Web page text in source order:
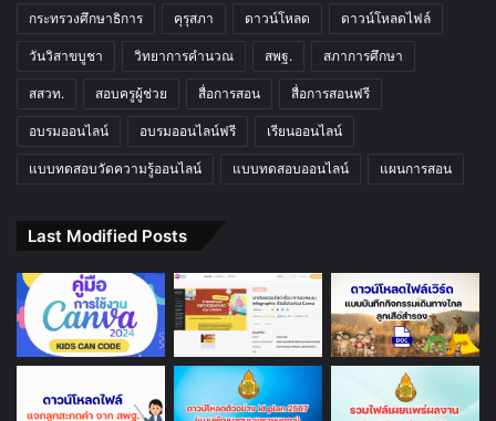
กระทรวงศึกษาธิการ คุรุสภา ดาวน์โหลด ดาวน์โหลดไฟล์
วันวิสาขบูชา วิทยาการคำนวณ สพฐ. สภาการศึกษา
สสวท. สอบครูผู้ช่วย สื่อการสอน สื่อการสอนฟรี
อบรมออนไลน์ อบรมออนไลน์ฟรี เรียนออนไลน์
แบบทดสอบวัดความรู้ออนไลน์ แบบทดสอบออนไลน์ แผนการสอน
Last Modified Posts